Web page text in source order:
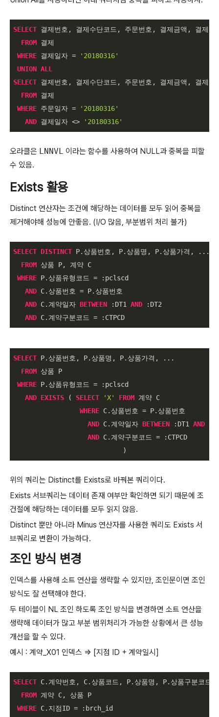
SELECT 결제번호, 결제수단코드, 주문번호, 결제금액, 결제
FROM 결제
WHERE 결제일자 =
'20180316'
UNION ALL
SELECT 결제번호, 결제수단코드, 주문번호, 결제금액, 결제
FROM 결제
WHERE 주문일자 =
'20180316'
AND 결제일자 <> '20180316'
오라클은 LNNVL 이라는 함수를 사용하여 NULL과 중복을 피할
수 있음.
Exists 활용
Distinct 연산자는 조건에 해당하는 데이터를 모두 읽어 중복을
제거해야해 성능에 안좋음. (I/O 많음, 부분범위 처리 불가)
SELECT DISTINCT P.상품번호, P.상품명, P.상품가격, ...
FROM 상품 P, 계약 C
WHERE P.상품유형코드 = :pclscd
AND C.상품번호 = P.상품번호
AND C.계약일자 BETWEEN :DT1 AND :DT2
AND C.계약구분코드 = :CTPCD
SELECT P.상품번호, P.상품명, P.상품가격, ...
FROM 상품 P
WHERE P.상품유형코드 = :pclscd
AND EXISTS ( SELECT 'X' FROM 계약 C
WHERE C.상품번호 = P.상품번호
AND C.계약일자 BETWEEN :DT1 AND
AND C.계약구분코드 = :CTPCD
                            )
위의 쿼리는 Distinct를 Exists로 바꿔본 쿼리이다.
Exists 서브쿼리는 데이터 존재 여부만 확인하면 되기 때문에 조
건절에 해당하는 데이터를 모두 읽지 않음.
Distinct 뿐만 아니라 Minus 연산자를 사용한 쿼리도 Exists 서
브쿼리로 변환이 가능하다.
조인 방식 변경
인덱스를 사용해 소트 연산을 생략할 수 있지만, 조인문이면 조인
방식도 잘 선택해야 한다.
두 테이블이 NL 조인 하도록 조인 방식을 변경하면 소트 연산을
생략해 데이터가 많고 부분 범위처리가 가능한 상황에서 큰 성능
개선을 할 수 있다.
예시 : 계약_X01 인덱스 ⇒ [지점 ID + 계약일시]
SELECT C.계약번호, C.상품코드, P.상품명, P.상품구분코드,
FROM 계약 C, 상품 P
WHERE C.지점ID = :brch_id